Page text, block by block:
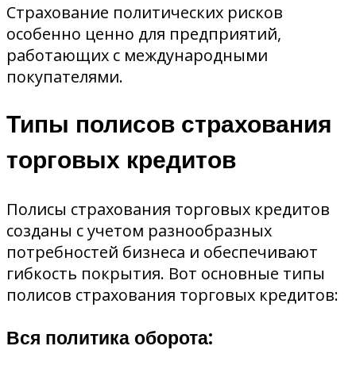
Страхование политических рисков
особенно ценно для предприятий,
работающих с международными
покупателями.
Типы полисов страхования
торговых кредитов
Полисы страхования торговых кредитов
созданы с учетом разнообразных
потребностей бизнеса и обеспечивают
гибкость покрытия. Вот основные типы
полисов страхования торговых кредитов:
Вся политика оборота: